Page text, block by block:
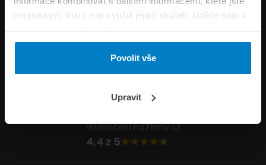
jim poskytli, když jste využili jejich služeb. Udělte nám k
tomu prosím svůj souhlas.
Povolit vše
Upravit
ePojisteni.cz
Formuláře
Napište nám
Hodnocení na Firmy.cz
4,4 z 5